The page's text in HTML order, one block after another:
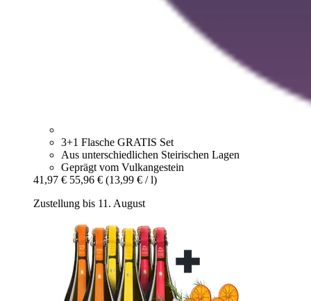
3+1 Flasche GRATIS Set
Aus unterschiedlichen Steirischen Lagen
Geprägt vom Vulkangestein
41,97 € 55,96 € (13,99 € / l)
Zustellung bis 11. August